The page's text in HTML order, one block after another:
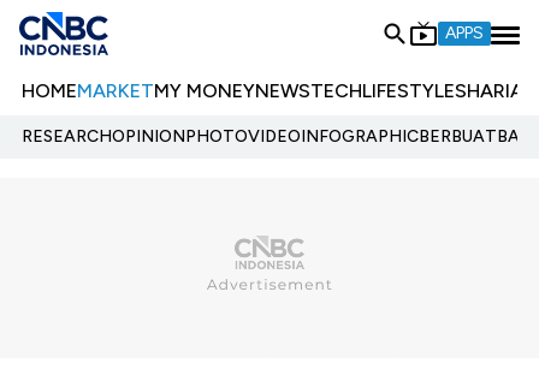
APPS
HOMEMARKETMY MONEYNEWSTECHLIFESTYLESHARIA
RESEARCHOPINIONPHOTOVIDEOINFOGRAPHIC